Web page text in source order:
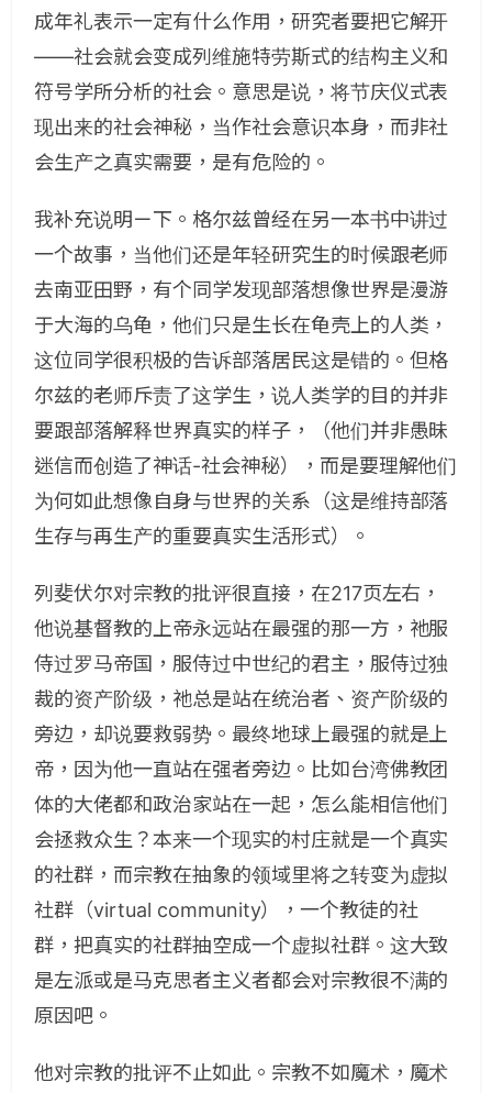
成年礼表示一定有什么作用，研究者要把它解开
——社会就会变成列维施特劳斯式的结构主义和
符号学所分析的社会。意思是说，将节庆仪式表
现出来的社会神秘，当作社会意识本身，而非社
会生产之真实需要，是有危险的。
我补充说明ㄧ下。格尔兹曾经在另一本书中讲过
一个故事，当他们还是年轻研究生的时候跟老师
去南亚田野，有个同学发现部落想像世界是漫游
于大海的乌龟，他们只是生长在龟壳上的人类，
这位同学很积极的告诉部落居民这是错的。但格
尔兹的老师斥责了这学生，说人类学的目的并非
要跟部落解释世界真实的样子，（他们并非愚昧
迷信而创造了神话-社会神秘），而是要理解他们
为何如此想像自身与世界的关系（这是维持部落
生存与再生产的重要真实生活形式）。
列斐伏尔对宗教的批评很直接，在217页左右，
他说基督教的上帝永远站在最强的那一方，祂服
侍过罗马帝国，服侍过中世纪的君主，服侍过独
裁的资产阶级，祂总是站在统治者、资产阶级的
旁边，却说要救弱势。最终地球上最强的就是上
帝，因为他一直站在强者旁边。比如台湾佛教团
体的大佬都和政治家站在一起，怎么能相信他们
会拯救众生？本来一个现实的村庄就是一个真实
的社群，而宗教在抽象的领域里将之转变为虚拟
社群（virtual community），一个教徒的社
群，把真实的社群抽空成一个虚拟社群。这大致
是左派或是马克思者主义者都会对宗教很不满的
原因吧。
他对宗教的批评不止如此。宗教不如魔术，魔术